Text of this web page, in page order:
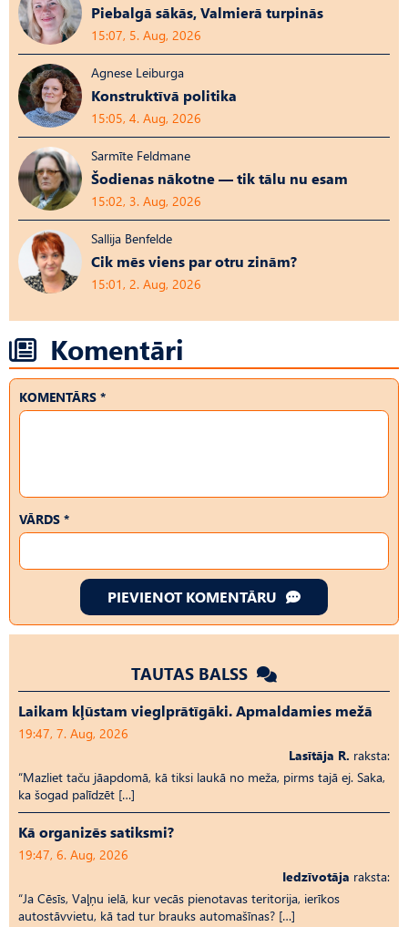
Piebalgā sākās, Valmierā turpinās
15:07, 5. Aug, 2026
Agnese Leiburga
Konstruktīvā politika
15:05, 4. Aug, 2026
Sarmīte Feldmane
Šodienas nākotne — tik tālu nu esam
15:02, 3. Aug, 2026
Sallija Benfelde
Cik mēs viens par otru zinām?
15:01, 2. Aug, 2026
Komentāri
KOMENTĀRS *
VĀRDS *
PIEVIENOT KOMENTĀRU
TAUTAS BALSS
Laikam kļūstam vieglprātīgāki. Apmaldamies mežā
19:47, 7. Aug, 2026
Lasītāja R. raksta:
“Mazliet taču jāapdomā, kā tiksi laukā no meža, pirms tajā ej. Saka,
ka šogad palīdzēt […]
Kā organizēs satiksmi?
19:47, 6. Aug, 2026
Iedzīvotāja raksta:
“Ja Cēsīs, Vaļņu ielā, kur vecās pienotavas teritorija, ierīkos
autostāvvietu, kā tad tur brauks automašīnas? […]